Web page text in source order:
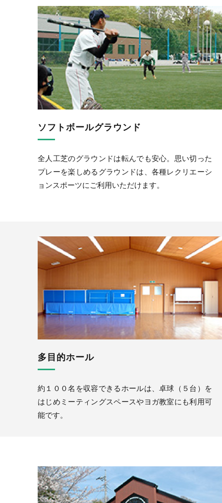
ソフトボールグラウンド
全人工芝のグラウンドは転んでも安心。思い切った
プレーを楽しめるグラウンドは、各種レクリエーシ
ョンスポーツにご利用いただけます。
多目的ホール
約１００名を収容できるホールは、卓球（５台）を
はじめミーティングスペースやヨガ教室にも利用可
能です。